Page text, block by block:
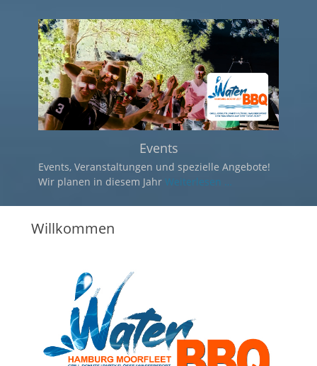
Wassersport
Erlebe die Dove-Elbe als Alternative zur Alster und
Co. DasWeiterlesen …